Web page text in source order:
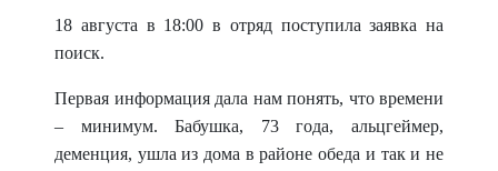
18 августа в 18:00 в отряд поступила заявка на
поиск.
Первая информация дала нам понять, что времени
– минимум. Бабушка, 73 года, альцгеймер,
деменция, ушла из дома в районе обеда и так и не